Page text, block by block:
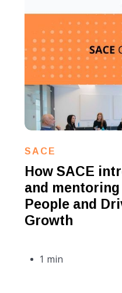
SACE
How SACE
and
People and
Growth
1 min